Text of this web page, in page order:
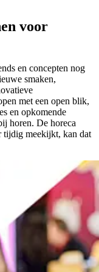
voor
en concepten nog
smaken,
met een open blik,
en opkomende
horen. De horeca
tijdig meekijkt, kan dat